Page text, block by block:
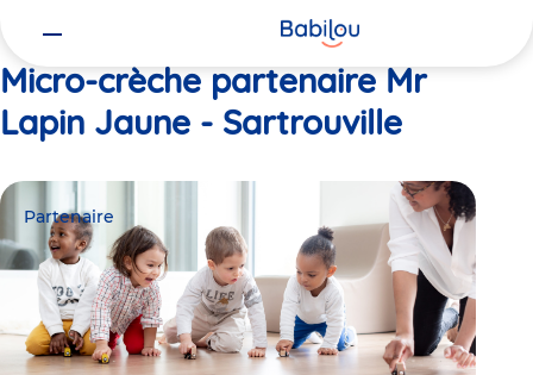
Micro-crèche partenaire Mr
Lapin Jaune - Sartrouville
Partenaire